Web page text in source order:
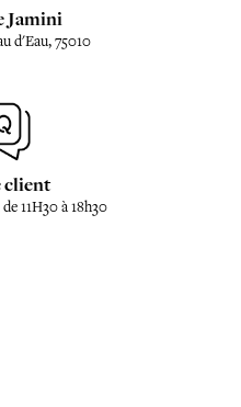
Jamini
d'Eau, 75010
client
11H30 à 18h30